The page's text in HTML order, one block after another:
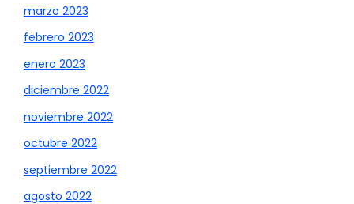
marzo 2023
febrero 2023
enero 2023
diciembre 2022
noviembre 2022
octubre 2022
septiembre 2022
agosto 2022